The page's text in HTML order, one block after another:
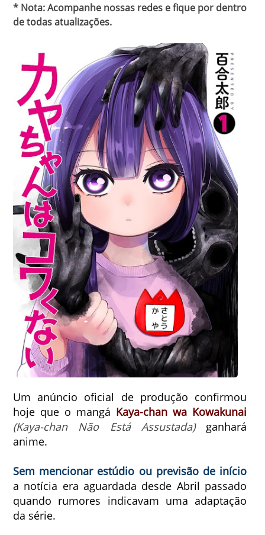
* Nota: Acompanhe nossas redes e fique por dentro
de todas atualizações.
Um anúncio oficial de produção confirmou
hoje que o mangá Kaya-chan wa Kowakunai
(Kaya-chan Não Está Assustada)ganhará
anime.
Sem mencionar estúdio ou previsão de início
a notícia era aguardada desde Abril passado
quando rumores indicavam uma adaptação
da série.